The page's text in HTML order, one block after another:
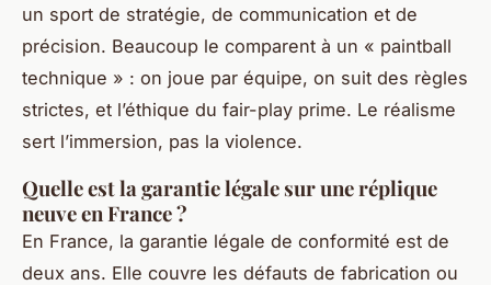
un sport de stratégie, de communication et de
précision. Beaucoup le comparent à un « paintball
technique » : on joue par équipe, on suit des règles
strictes, et l’éthique du fair-play prime. Le réalisme
sert l’immersion, pas la violence.
Quelle est la garantie légale sur une réplique
neuve en France ?
En France, la garantie légale de conformité est de
deux ans. Elle couvre les défauts de fabrication ou